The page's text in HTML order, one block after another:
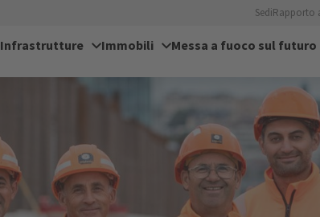
SediRapporto
Infrastrutture Immobili Messa a fuoco sul futuro